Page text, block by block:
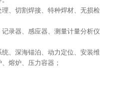
、切割焊接、特种焊材、无损检
录器、感应器、测量计量分析仪
、深海锚泊、动力定位、安装维
熔炉、压力容器；